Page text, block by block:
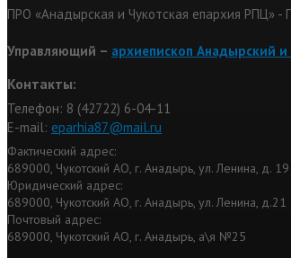
ПРО «Анадырская и Чукотская епархия РПЦ» -
Управляющий – архиепископ Анадырский
Контакты:
Телефон: 8 (42722) 6-04-11
Е-mail: eparhia87@mail.ru
Фактический адрес:
689000, Чукотский АО, г. Анадырь, ул. Ленина, д. 19
Юридический адрес:
689000, Чукотский АО, г. Анадырь, ул. Ленина, д.21
Почтовый адрес:
689000, Чукотский АО, г. Анадырь, а\я №25